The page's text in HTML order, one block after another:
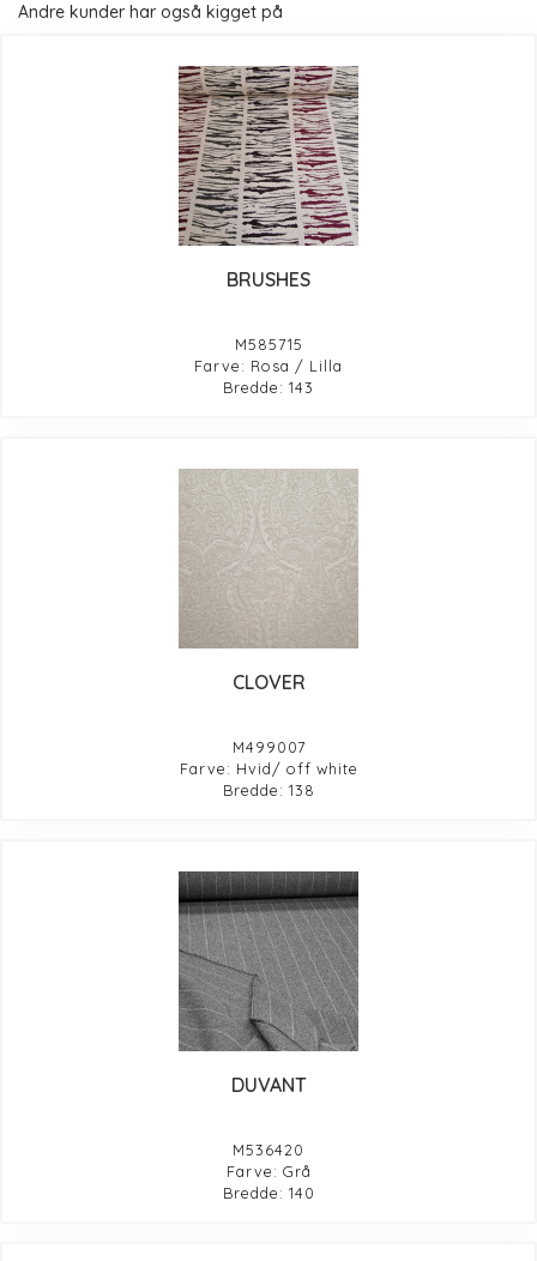
Andre kunder har også kigget på
BRUSHES
M585715
Farve: Rosa / Lilla
Bredde: 143
CLOVER
M499007
Farve: Hvid/ off white
Bredde: 138
DUVANT
M536420
Farve: Grå
Bredde: 140